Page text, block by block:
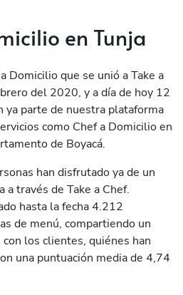
en Tunja
Domicilio que se unió a Take a
del 2020, y a día de hoy 12
ya parte de nuestra plataforma
como Chef a Domicilio en
de Boyacá.
han disfrutado ya de un
a través de Take a Chef.
hasta la fecha 4.212
de menú, compartiendo un
los clientes, quiénes han
una puntuación media de 4,74